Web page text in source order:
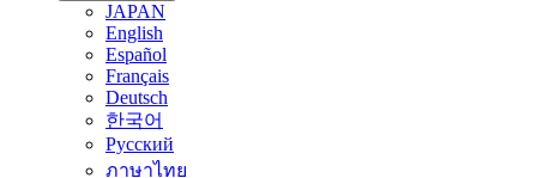
JAPAN
English
Español
Français
Deutsch
한국어
Русский
ภาษาไทย